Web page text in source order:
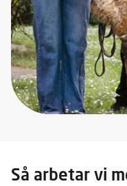
Så arbetar vi